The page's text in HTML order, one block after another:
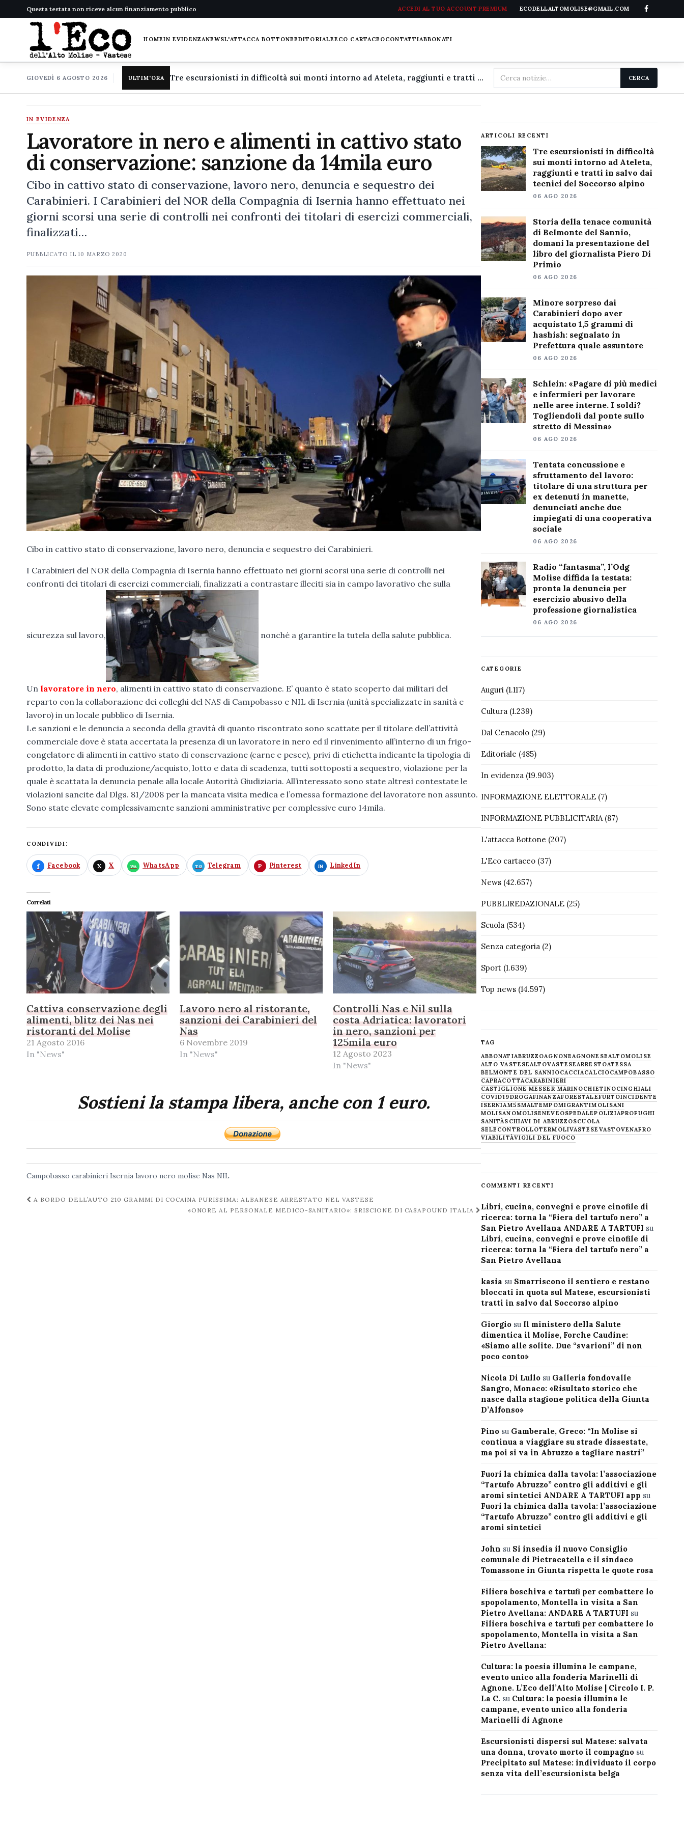
Questa testata non riceve alcun finanziamento pubblico ACCEDI AL TUO ACCOUNT PREMIUM ECODELLALTOMOLISE@GMAIL.COM
HOMEIN EVIDENZANEWSL'ATTACCA BOTTONEEDITORIALEECO CARTACEOCONTATTIABBONATI
GIOVEDÌ 6 AGOSTO 2026 ULTIM'ORA Tre escursionisti in difficoltà sui monti intorno ad Ateleta, raggiunti e tratti in salvo dai tecnici del Soccorso alpino
Cerca
nel
CERCA
IN EVIDENZA
Lavoratore in nero e alimenti in cattivo stato
di conservazione: sanzione da 14mila euro
Cibo in cattivo stato di conservazione, lavoro nero, denuncia e sequestro dei
Carabinieri. I Carabinieri del NOR della Compagnia di Isernia hanno effettuato nei
giorni scorsi una serie di controlli nei confronti dei titolari di esercizi commerciali,
finalizzati…
PUBBLICATO IL10 MARZO 2020
Cibo in cattivo stato di conservazione, lavoro nero, denuncia e sequestro dei Carabinieri.
I Carabinieri del NOR della Compagnia di Isernia hanno effettuato nei giorni scorsi una serie di controlli nei
confronti dei titolari di esercizi commerciali, finalizzati a contrastare illeciti sia in campo lavorativo che sulla
sicurezza sul lavoro, nonché a garantire la tutela della salute pubblica.
Un lavoratore in nero, alimenti in cattivo stato di conservazione. E’ quanto è stato scoperto dai militari del
reparto con la collaborazione dei colleghi del NAS di Campobasso e NIL di Isernia (unità specializzate in sanità e
lavoro) in un locale pubblico di Isernia.
Le sanzioni e le denuncia a seconda della gravità di quanto riscontrato sono scattate per il titolare dell’attività
commerciale dove è stata accertata la presenza di un lavoratore in nero ed il rinvenimento all’interno di un frigo-
congelatore di alimenti in cattivo stato di conservazione (carne e pesce), privi di etichetta indicante la tipologia di
prodotto, la data di produzione/acquisto, lotto e data di scadenza, tutti sottoposti a sequestro, violazione per la
quale è scattata la denuncia penale alla locale Autorità Giudiziaria. All’interessato sono state altresì contestate le
violazioni sancite dal Dlgs. 81/2008 per la mancata visita medica e l’omessa formazione del lavoratore non assunto.
Sono state elevate complessivamente sanzioni amministrative per complessive euro 14mila.
CONDIVIDI:
Facebook X WhatsApp Telegram Pinterest LinkedIn
Correlati
Cattiva conservazione degli
alimenti, blitz dei Nas nei
ristoranti del Molise
21 Agosto 2016
In "News"
Lavoro nero al ristorante,
sanzioni dei Carabinieri del
Nas
6 Novembre 2019
In "News"
Controlli Nas e Nil sulla
costa Adriatica: lavoratori
in nero, sanzioni per
125mila euro
12 Agosto 2023
In "News"
Sostieni la stampa libera, anche con 1 euro.
Campobasso carabinieri Isernia lavoro nero molise Nas NIL
Navigazione
A BORDO DELL’AUTO 210 GRAMMI DI COCAINA PURISSIMA: ALBANESE ARRESTATO NEL VASTESE
«ONORE AL PERSONALE MEDICO-SANITARIO»: SRISCIONE DI CASAPOUND ITALIA
ARTICOLI RECENTI
Tre escursionisti in difficoltà
sui monti intorno ad Ateleta,
raggiunti e tratti in salvo dai
tecnici del Soccorso alpino
06 AGO 2026
Storia della tenace comunità
di Belmonte del Sannio,
domani la presentazione del
libro del giornalista Piero Di
Primio
06 AGO 2026
Minore sorpreso dai
Carabinieri dopo aver
acquistato 1,5 grammi di
hashish: segnalato in
Prefettura quale assuntore
06 AGO 2026
Schlein: «Pagare di più medici
e infermieri per lavorare
nelle aree interne. I soldi?
Togliendoli dal ponte sullo
stretto di Messina»
06 AGO 2026
Tentata concussione e
sfruttamento del lavoro:
titolare di una struttura per
ex detenuti in manette,
denunciati anche due
impiegati di una cooperativa
sociale
06 AGO 2026
Radio “fantasma”, l’Odg
Molise diffida la testata:
pronta la denuncia per
esercizio abusivo della
professione giornalistica
06 AGO 2026
CATEGORIE
Auguri(1.117)
Cultura(1.239)
Dal Cenacolo(29)
Editoriale (485)
In evidenza(19.903)
INFORMAZIONE ELETTORALE(7)
INFORMAZIONE PUBBLICITARIA(87)
L'attacca Bottone (207)
L'Eco cartaceo(37)
News(42.657)
PUBBLIREDAZIONALE(25)
Scuola(534)
Senza categoria(2)
Sport(1.639)
Top news(14.597)
TAG
ABBONATIABRUZZOAGNONEAGNONESEALTOMOLISE
ALTO VASTESEALTOVASTESEARRESTOATESSA
BELMONTE DEL SANNIOCACCIACALCIOCAMPOBASSO
CAPRACOTTACARABINIERI
CASTIGLIONE MESSER MARINOCHIETINOCINGHIALI
COVID19DROGAFINANZAFORESTALEFURTOINCIDENTE
ISERNIAM5SMALTEMPOMIGRANTIMOLISANI
MOLISANOMOLISENEVE OSPEDALEPOLIZIAPROFUGHI
SANITÀSCHIAVI DI ABRUZZOSCUOLA
SELECONTROLLOTERMOLIVASTESE VASTOVENAFRO
VIABILITÀVIGILI DEL FUOCO
COMMENTI RECENTI
Libri, cucina, convegni e prove cinofile di
ricerca: torna la “Fiera del tartufo nero” a
San Pietro Avellana ANDARE A TARTUFI su
Libri, cucina, convegni e prove cinofile di
ricerca: torna la “Fiera del tartufo nero” a
San Pietro Avellana
kasia su Smarriscono il sentiero e restano
bloccati in quota sul Matese, escursionisti
tratti in salvo dal Soccorso alpino
Giorgiosu Il ministero della Salute
dimentica il Molise, Forche Caudine:
«Siamo alle solite. Due “svarioni” di non
poco conto»
Nicola Di Lullosu Galleria fondovalle
Sangro, Monaco: «Risultato storico che
nasce dalla stagione politica della Giunta
D’Alfonso»
Pinosu Gamberale, Greco: “In Molise si
continua a viaggiare su strade dissestate,
ma poi si va in Abruzzo a tagliare nastri”
Fuori la chimica dalla tavola: l’associazione
“Tartufo Abruzzo” contro gli additivi e gli
aromi sintetici ANDARE A TARTUFI app su
Fuori la chimica dalla tavola: l’associazione
“Tartufo Abruzzo” contro gli additivi e gli
aromi sintetici
John su Si insedia il nuovo Consiglio
comunale di Pietracatella e il sindaco
Tomassone in Giunta rispetta le quote rosa
Filiera boschiva e tartufi per combattere lo
spopolamento, Montella in visita a San
Pietro Avellana: ANDARE A TARTUFI su
Filiera boschiva e tartufi per combattere lo
spopolamento, Montella in visita a San
Pietro Avellana:
Cultura: la poesia illumina le campane,
evento unico alla fonderia Marinelli di
Agnone. L’Eco dell’Alto Molise | Circolo I. P.
La C. su Cultura: la poesia illumina le
campane, evento unico alla fonderia
Marinelli di Agnone
Escursionisti dispersi sul Matese: salvata
una donna, trovato morto il compagnosu
Precipitato sul Matese: individuato il corpo
senza vita dell’escursionista belga